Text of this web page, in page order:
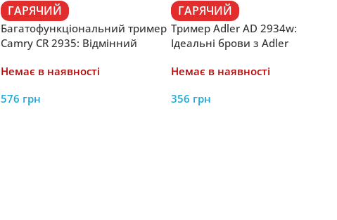
ГАРЯЧИЙ
Багатофункціональний тример
Camry CR 2935: Відмінний
Немає в наявності
576 грн
ГАРЯЧИЙ
Тример Adler AD 2934w:
Ідеальні брови з Adler
Немає в наявності
356 грн